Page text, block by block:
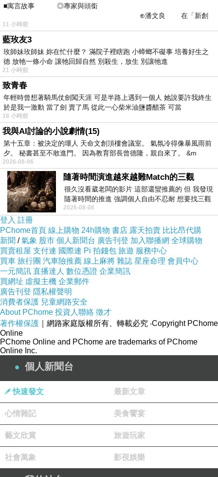
想用如雷的掌聲送您
是該以如雷的掌聲送您
八十年不求名利
一甲子逆風馱屋
孩子們挺拔了又拔大了孫子們
人生是怎麼一回事？
您仰頭 舒眉
抓起四方形助走架笑笑說：
我來練習復健
癌末才被發現，是因為您從來不向孩子們訴
苦。 一份工作養大五個孩子，每日清晨三點摸黑
出門，是怎樣令人折服的毅力？！病痛無休、風雨
無阻。多少次在颱風天的夜半驚醒，聽著呼嘯，想
像您頂風冒寒出門的艱辛。 沒有人知道您是否曾
經暗自咬牙撐過身體的痛，痛裡，是否思念起江蘇
的家鄉、父母的懷抱？ 我們在您撐著的屋頂下理
所當然的接受愛，卻至今才發現，隻身來台的您，
需要承受多麼巨大的孤獨？
天空依舊是天空藍
陽台的花綻著黃搶著紅
視覺忠實傳遞著人間的色彩
白芒花卻在我心底飄搖出一大片
蒼蒼
您的兒子竟然弄丟了我，一而再、再而三，幾
天您走了，務必要我去送您。 爸，我當然、當然
會去送您最後一程，並且請您原諒我當初的草率與
據說
■寓言故事 ◎專家與頭銜
⊕潘文良 在「新創
之谷」裡——
11 小時前
藍玫友3
玫師妹玫師妹 妳在忙什麼？ 滿院子裡瞎跑 小蟑螂不礙事 培養好生之
德 放牠一條小命 讓牠回歸自然 別殺生，放生 別讓牠進
21 小時前
致青春
年輕時曾想著騎馬仗劍闖天涯 可是半路上遇到一個人 她說要許我終生
於是我一激動 當了劍 賣了馬 從此一心柴米油鹽醬醋茶 可當
18 小時前
我與AI討論的小說劇情(15)
第十五章：被決定的壞人 天命文創頂樓會議室。 氣氛冷得像暴風雨前
夕。 秘書甚至不敢進門。 因為教育部長曾德隆，親自來了。 &m
2026-08-06
隨著時間演進越來越難Match的三觀
很久沒看葳老闆的影片 這部還蠻推薦的 但 我發現
隨著時間的推進 強調個人自由不忍耐 想要找三觀
接近的不要說對象 連朋友都超
2026-08-06
登入 註冊
PChome首頁 線上購物 24h購物 書店 露天拍賣 比比昂代購
新聞 /氣象 股市 個人新聞台 廣告刊登 加入聯播網 全球購物
買賣租屋 支付連 國際連 Pi 拍錢包 旅遊 服務中心
買車 旅行團 汽車險推薦 線上麻將 雜誌 星座命理 會員中心
一元簡訊 直播達人 數位憑證 企業簡訊
買網址 虛擬主機 企業郵件
廣告刊登 隱私權聲明
消費者保護 兒童網路安全
About PChome 投資人聯絡 徵才
著作權保護 ｜網路家庭版權所有、轉載必究 ‧Copyright PChome
Online
PChome Online and PChome are trademarks of PChome
Online Inc.
個人新聞台
快速發文 最新文章
心情雜記 美食饗宴
藝文欣賞 旅遊玩家
社會萬象 影視娛樂